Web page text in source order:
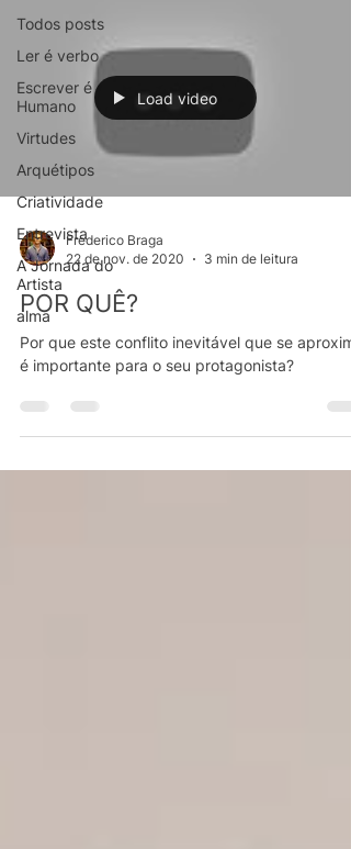
Todos posts
Ler é verbo
Escrever é
Humano
Virtudes
Arquétipos
Criatividade
Entrevista
A Jornada do
Artista
alma
Load video
Frederico Braga
22 de nov. de 2020
3 min de leitura
POR QUÊ?
Por que este conflito inevitável que se
é importante para o seu protagonista?